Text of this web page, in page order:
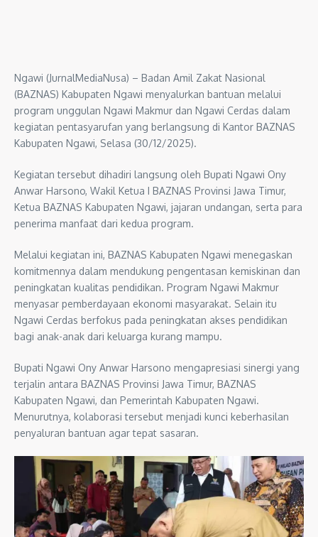
Ngawi (JurnalMediaNusa) – Badan Amil Zakat Nasional
(BAZNAS) Kabupaten Ngawi menyalurkan bantuan melalui
program unggulan Ngawi Makmur dan Ngawi Cerdas dalam
kegiatan pentasyarufan yang berlangsung di Kantor BAZNAS
Kabupaten Ngawi, Selasa (30/12/2025).
Kegiatan tersebut dihadiri langsung oleh Bupati Ngawi Ony
Anwar Harsono, Wakil Ketua I BAZNAS Provinsi Jawa Timur,
Ketua BAZNAS Kabupaten Ngawi, jajaran undangan, serta para
penerima manfaat dari kedua program.
Melalui kegiatan ini, BAZNAS Kabupaten Ngawi menegaskan
komitmennya dalam mendukung pengentasan kemiskinan dan
peningkatan kualitas pendidikan. Program Ngawi Makmur
menyasar pemberdayaan ekonomi masyarakat. Selain itu
Ngawi Cerdas berfokus pada peningkatan akses pendidikan
bagi anak-anak dari keluarga kurang mampu.
Bupati Ngawi Ony Anwar Harsono mengapresiasi sinergi yang
terjalin antara BAZNAS Provinsi Jawa Timur, BAZNAS
Kabupaten Ngawi, dan Pemerintah Kabupaten Ngawi.
Menurutnya, kolaborasi tersebut menjadi kunci keberhasilan
penyaluran bantuan agar tepat sasaran.